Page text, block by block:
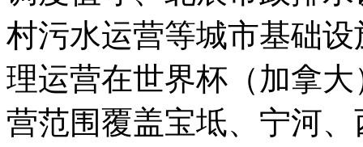
村污水运营等城市基础
理运营在世界杯（加拿
营范围覆盖宝坻、宁河